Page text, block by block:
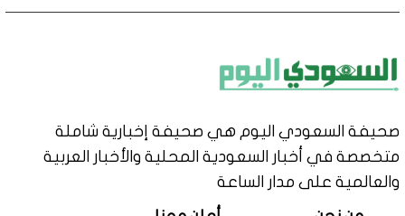
صحيفة السعودي اليوم هي صحيفة إخبارية شاملة
متخصصة في أخبار السعودية المحلية والأخبار العربية
والعالمية على مدار الساعة